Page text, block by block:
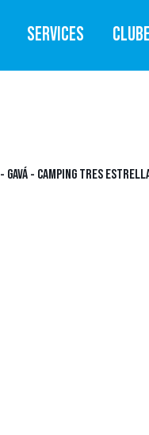
SERVICES CLUBE
- GAVÁ - CAMPING TRES